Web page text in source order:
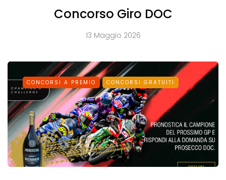
Concorso Giro DOC
13 Maggio 2026
CONCORSI A PREMIO CONCORSI GRATUITI